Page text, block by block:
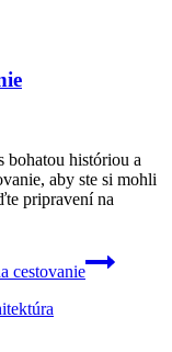
bohatou históriou a
aby ste si mohli
pripravení na
cestovanie